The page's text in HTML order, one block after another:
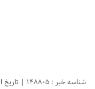
شناسه خبر : 148805 | تاریخ انتشار : ۲۵ دی ۱۴۰۰ - ۷:۴۴ | ارسال توسط :